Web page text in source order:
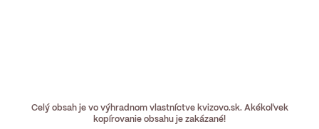
Celý obsah je vo výhradnom vlastníctve kvizovo.sk. Akékoľvek
kopírovanie obsahu je zakázané!